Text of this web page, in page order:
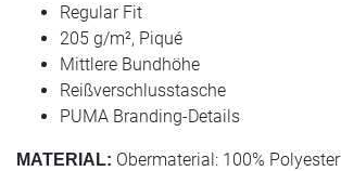
Regular Fit
205 g/m², Piqué
Mittlere Bundhöhe
Reißverschlusstasche
PUMA Branding-Details
MATERIAL: Obermaterial: 100% Polyester